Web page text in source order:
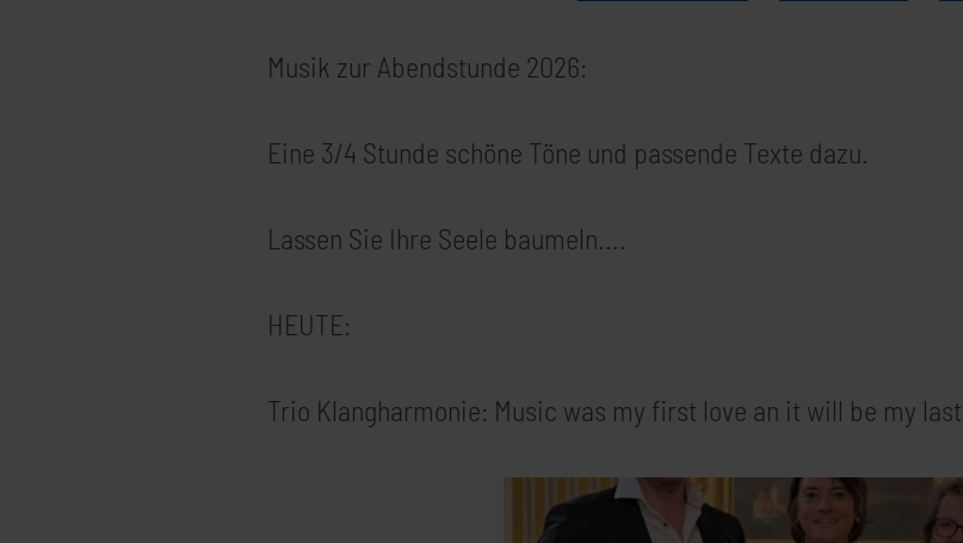
Musik zur Abendstunde 2026:
Eine 3/4 Stunde schöne Töne und passende Texte dazu.
Lassen Sie Ihre Seele baumeln....
HEUTE:
Trio Klangharmonie: Music was my first love an it will be my last.